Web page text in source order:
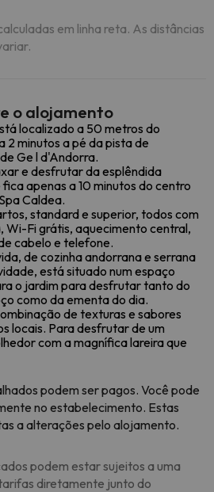
em linha reta. As distâncias
o alojamento
localizado a 50 metros do
2 minutos a pé dapista de
Ge l d'Andorra.
e desfrutar da esplêndida
apenas a 10 minutos do centro
Caldea.
standard e superior, todos com
Wi-Fi grátis, aquecimento central,
cabelo e telefone.
de cozinha andorrana e serrana
está situado num espaço
o jardim para desfrutar tanto do
como da ementa do dia.
de texturas e sabores
locais. Para desfrutar de um
com a magnífica lareira que
podem ser pagos. Você pode
no estabelecimento. Estas
a alterações pelo alojamento.
podem estar sujeitos a uma
diretamente junto do